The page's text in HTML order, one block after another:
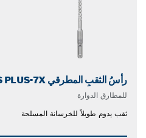
رأسُ الثقبِ المطرقي EXPERT SDS PLUS-7X
للمطارق الدوارة
ثقب يدوم طويلاً للخرسانة المسلحة